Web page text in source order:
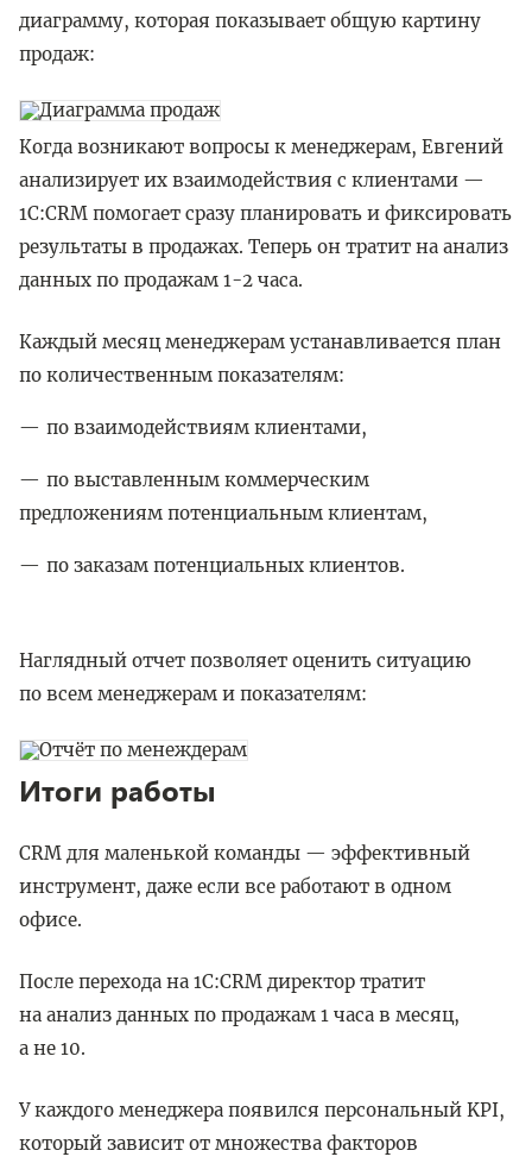
диаграмму, которая показывает общую картину
продаж:
Когда возникают вопросы к менеджерам, Евгений
анализирует их взаимодействия с клиентами —
1C:CRM помогает сразу планировать и фиксировать
результаты в продажах. Теперь он тратит на анализ
данных по продажам 1-2 часа.
Каждый месяц менеджерам устанавливается план
по количественным показателям:
по взаимодействиям клиентами,
по выставленным коммерческим
предложениям потенциальным клиентам,
по заказам потенциальных клиентов.
Наглядный отчет позволяет оценить ситуацию
по всем менеджерам и показателям:
Итоги работы
CRM для маленькой команды — эффективный
инструмент, даже если все работают в одном
офисе.
После перехода на 1C:CRM директор тратит
на анализ данных по продажам 1 часа в месяц,
а не 10.
У каждого менеджера появился персональный KPI,
который зависит от множества факторов